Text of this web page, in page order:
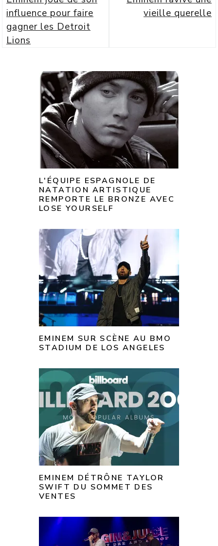
influence pour faire
gagner les Detroit
Lions
vieille querelle
L'ÉQUIPE ESPAGNOLE DE
NATATION ARTISTIQUE
REMPORTE LE BRONZE AVEC
LOSE YOURSELF
EMINEM SUR SCÈNE AU BMO
STADIUM DE LOS ANGELES
EMINEM DÉTRÔNE TAYLOR
SWIFT DU SOMMET DES
VENTES